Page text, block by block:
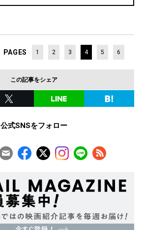
PAGES 1 2 3 4 5 6
この記事をシェア
公式SNSをフォロー